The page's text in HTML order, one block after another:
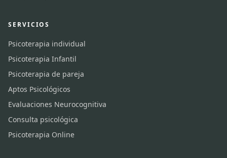
SERVICIOS
Psicoterapia individual
Psicoterapia Infantil
Psicoterapia de pareja
Aptos Psicológicos
Evaluaciones Neurocognitiva
Consulta psicológica
Psicoterapia Online